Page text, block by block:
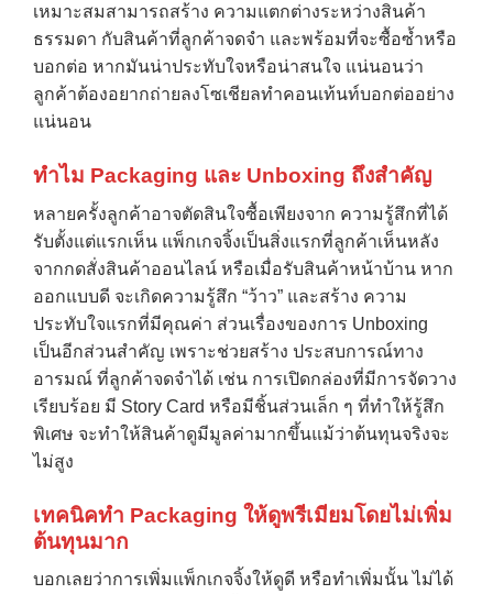
เหมาะสมสามารถสร้าง ความแตกต่างระหว่างสินค้า
ธรรมดา กับสินค้าที่ลูกค้าจดจำ และพร้อมที่จะซื้อซ้ำหรือ
บอกต่อ หากมันน่าประทับใจหรือน่าสนใจ แน่นอนว่า
ลูกค้าต้องอยากถ่ายลงโซเชียลทำคอนเท้นท์บอกต่ออย่าง
แน่นอน
ทำไม Packaging และ Unboxing ถึงสำคัญ
หลายครั้งลูกค้าอาจตัดสินใจซื้อเพียงจาก ความรู้สึกที่ได้
รับตั้งแต่แรกเห็น แพ็กเกจจิ้งเป็นสิ่งแรกที่ลูกค้าเห็นหลัง
จากกดสั่งสินค้าออนไลน์ หรือเมื่อรับสินค้าหน้าบ้าน หาก
ออกแบบดี จะเกิดความรู้สึก “ว้าว” และสร้าง ความ
ประทับใจแรกที่มีคุณค่า ส่วนเรื่องของการ Unboxing
เป็นอีกส่วนสำคัญ เพราะช่วยสร้าง ประสบการณ์ทาง
อารมณ์ ที่ลูกค้าจดจำได้ เช่น การเปิดกล่องที่มีการจัดวาง
เรียบร้อย มี Story Card หรือมีชิ้นส่วนเล็ก ๆ ที่ทำให้รู้สึก
พิเศษ จะทำให้สินค้าดูมีมูลค่ามากขึ้นแม้ว่าต้นทุนจริงจะ
ไม่สูง
เทคนิคทำ Packaging ให้ดูพรีเมียมโดยไม่เพิ่ม
ต้นทุนมาก
บอกเลยว่าการเพิ่มแพ็กเกจจิ้งให้ดูดี หรือทำเพิ่มนั้น ไม่ได้